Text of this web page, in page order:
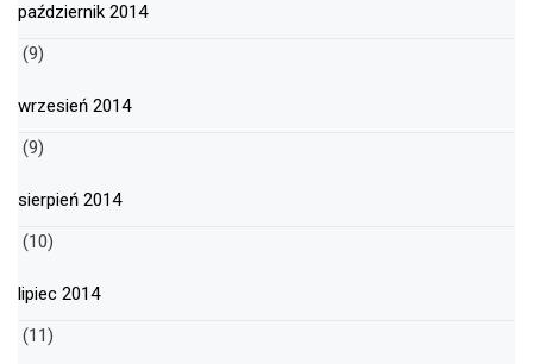
październik 2014
(9)
wrzesień 2014
(9)
sierpień 2014
(10)
lipiec 2014
(11)